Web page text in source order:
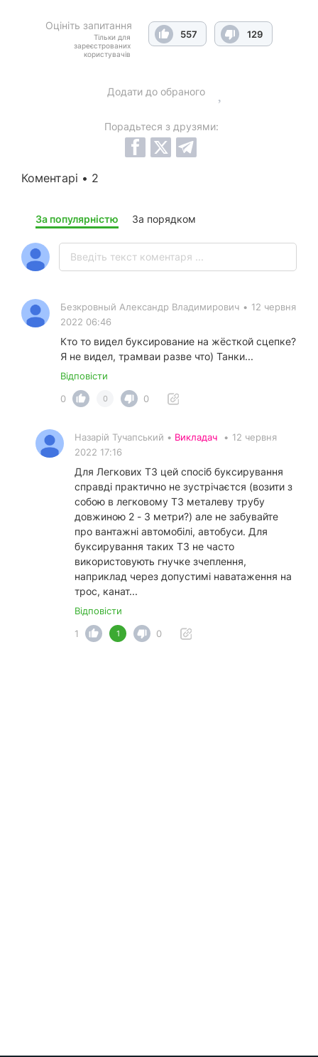
Оцініть запитання
Тільки для
зареєстрованих
користувачів
557 129
Додати до обраного
Порадьтеся з друзями:
Коментарі • 2
За популярністю За порядком
Безкровный Александр Владимирович • 12 червня
2022 06:46
Кто то видел буксирование на жёсткой сцепке?
Я не видел, трамваи разве что) Танки...
Відповісти
0
0 0
Назарій Тучапський • Викладач • 12 червня
2022 17:16
Для Легкових ТЗ цей спосіб буксирування
справді практично не зустрічаєтся (возити з
собою в легковому ТЗ металеву трубу
довжиною 2 - 3 метри?) але не забувайте
про вантажні автомобілі, автобуси. Для
буксирування таких ТЗ не часто
використовують гнучке зчеплення,
наприклад через допустимі наватаження на
трос, канат...
Відповісти
1
1 0